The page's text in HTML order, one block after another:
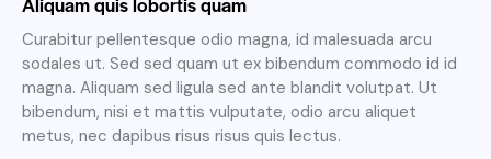
Curabitur pellentesque odio magna, id malesuada arcu
sodales ut. Sed sed quam ut ex bibendum commodo id id
magna. Aliquam sed ligula sed ante blandit volutpat. Ut
bibendum, nisi et mattis vulputate, odio arcu aliquet
metus, nec dapibus risus risus quis lectus.